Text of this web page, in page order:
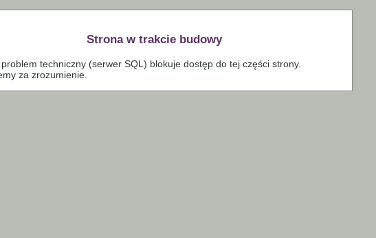
Strona w trakcie budowy
techniczny (serwer SQL) blokuje dostęp do tej części strony.
za zrozumienie.